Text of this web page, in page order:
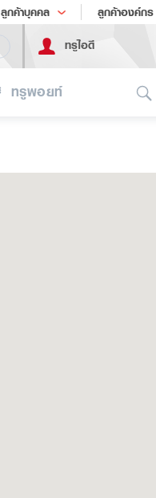
ลูกค้าบุคคล ลูกค้าองค์กร
เทรนด์เทคโนโลยี
ทรูไอดี
ทรูพอยท์